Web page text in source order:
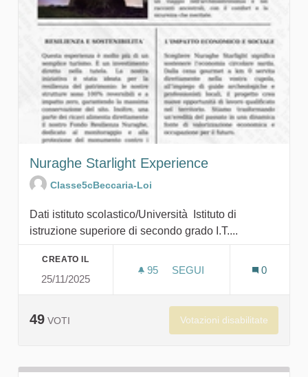
Nuraghe Starlight Experience
Classe5cBeccaria-Loi
Dati istituto scolastico/Università Istituto di
istruzione superiore di secondo grado I.T....
CREATO IL
25/11/2025
95 95 SOSTENITORI
SEGUI
0
49 VOTI Votazioni disabilitate